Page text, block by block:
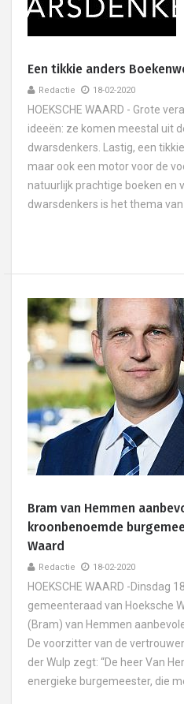
Een tikkie anders
Redactie 18-02-2020
HOEKSCHE WAARD - Grote
ideeën: ze komen meestal uit
dwarsdenkers. Lastig, een
maar ook een motor voor de
natuurlijk prachtige boeken en
dwarsdenkers is het thema van
Bram van Hemmen
kroonbenoemde
Waard
Redactie 18-02-2020
HOEKSCHE WAARD -Dinsdag
gemeenteraad van Hoeksche
(Bram) van Hemmen
De voorzitter van de
der Wulp zegt: “De heer Van
energieke burgemeester, die